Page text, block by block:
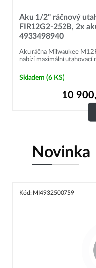
Aku 1/2" ráčnový
FIR12G2-252B, 2x
4933498940
Aku ráčna Milwaukee
nabízí maximální utahovací
Skladem (6 KS)
10
Novinka
Kód: MI4932500759